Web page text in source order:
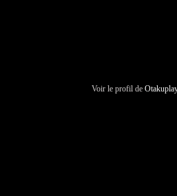
Voir le profil de